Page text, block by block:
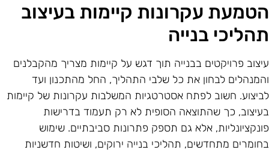
עקרונות קיימות בעיצוב
בנייה
פרויקטים בבנייה תוך דגש על קיימות מצריך מהקבלנים
לבחון את כל שלבי התהליך, החל מהתכנון ועד
חשוב לפתח אסטרטגיות המשלבות עקרונות של קיימות
כך שהתוצאה הסופית לא רק תעמוד בדרישות
אלא גם תספק פתרונות סביבתיים. שימוש
מתחדשים, תהליכי בנייה ירוקים, ושיטות חדשניות